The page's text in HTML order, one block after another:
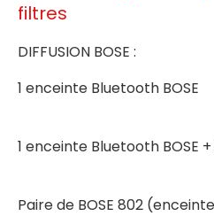
filtres
DIFFUSION BOSE :
1 enceinte
1 enceinte Bluetooth
Paire de BOSE 802